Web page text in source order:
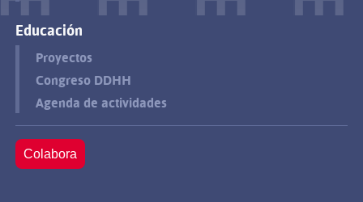
Educación
Proyectos
Congreso DDHH
Agenda de actividades
Colabora